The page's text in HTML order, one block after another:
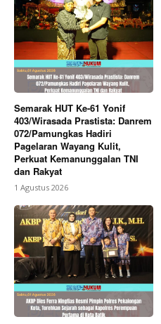
Semarak HUT Ke-61 Yonif
403/Wirasada Prastista: Danrem
072/Pamungkas Hadiri
Pagelaran Wayang Kulit,
Perkuat Kemanunggalan TNI
dan Rakyat
1 Agustus 2026